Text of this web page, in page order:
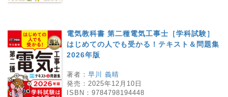
電気教科書 第二種電気工事士［学科試験］
はじめての人でも受かる！テキスト＆問題集
2026年版
著者： 早川 義晴
発売： 2025年12月10日
ISBN： 9784798194448